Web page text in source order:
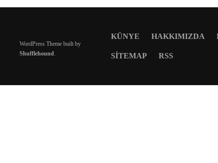
WordPress Theme built by
Shufflehound
KÜNYE HAKKIMIZDA
SITEMAP RSS